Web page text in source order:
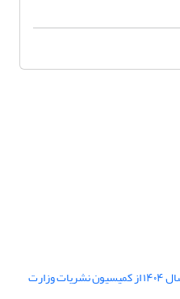
دریافت رتبه ارزیابی "بین المللی" در سال ۱۴۰۴ از کمیسیون نشریات وزارت